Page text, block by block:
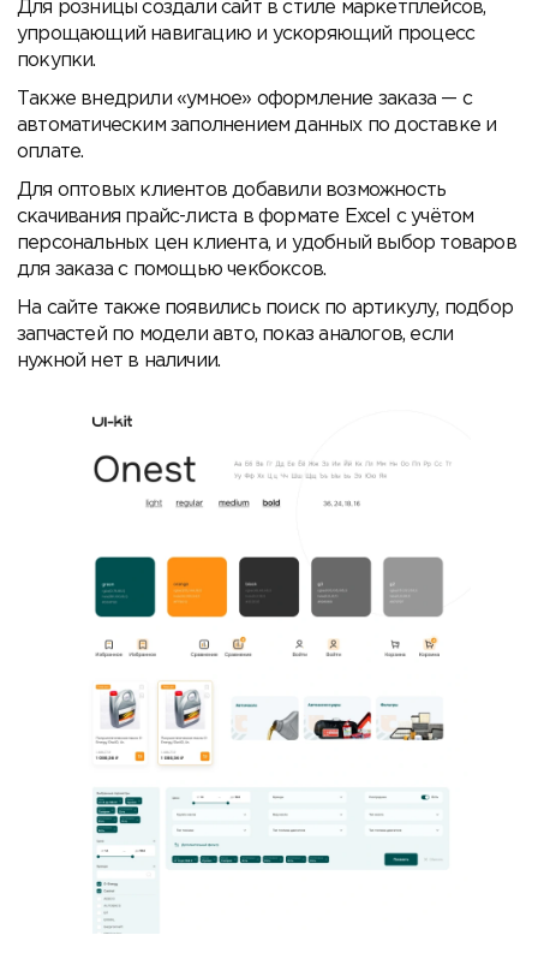
Для розницы создали сайт в стиле маркетплейсов,
упрощающий навигацию и ускоряющий процесс
покупки.
Также внедрили «умное» оформление заказа — с
автоматическим заполнением данных по доставке и
оплате.
Для оптовых клиентов добавили возможность
скачивания прайс-листа в формате Excel с учётом
персональных цен клиента, и удобный выбор товаров
для заказа с помощью чекбоксов.
На сайте также появились поиск по артикулу, подбор
запчастей по модели авто, показ аналогов, если
нужной нет в наличии.